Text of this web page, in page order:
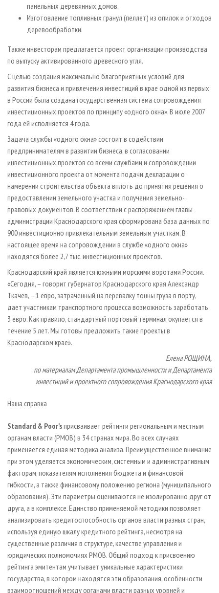
панельных деревянных домов.
Изготовление топливных гранул (пеллет) из опилок и отходов
деревообработки.
Также инвесторам предлагается проект организации производства
по выпуску активированного древесного угля.
С целью создания максимально благоприятных условий для
развития бизнеса и привлечения инвестиций в крае одной из первых
в России была создана государственная система сопровождения
инвестиционных проектов по принципу «одного окна». В июле 2007
года ей исполняется 4 года.
Задача службы «одного окна» состоит в содействии
предпринимателям в развитии бизнеса, в согласовании
инвестиционных проектов со всеми службами и сопровождении
инвестиционного проекта от момента подачи декларации о
намерении строительства объекта вплоть до принятия решения о
предоставлении земельного участка и получения земельно-
правовых документов. В соответствии с распоряжением главы
администрации Краснодарского края сформирована база данных по
900 инвестиционно привлекательным земельным участкам. В
настоящее время на сопровождении в службе «одного окна»
находятся более 2,7 тыс. инвестиционных проектов.
Краснодарский край является южными морскими воротами России.
«Сегодня, – говорит губернатор Краснодарского края Александр
Ткачев, – 1 евро, затраченный на перевалку тонны груза в порту,
дает участникам транспортного процесса возможность заработать
3 евро. Как правило, стандартный портовый терминал окупается в
течение 5 лет. Мы готовы предложить такие проекты в
Краснодарском крае».
Елена РОЩИНА,
по материалам Департамента промышленности и Департамента
инвестиций и проектного сопровождения Краснодарского края
Наша справка
Standard & Poor’sприсваивает рейтинги региональным и местным
органам власти (РМОВ) в 34 странах мира. Во всех случаях
применяется единая методика анализа. Преимущественное внимание
при этом уделяется экономическим, системным и административным
факторам, показателям исполнения бюджета и финансовой
гибкости, а также финансовому положению региона (муниципального
образования). Эти параметры оцениваются не изолированно друг от
друга, а в комплексе. Единство применяемой методики позволяет
анализировать кредитоспособность органов власти разных стран,
используя единую шкалу кредитного рейтинга, несмотря на
существенные различия в структуре, качестве управления и
юридических полномочиях РМОВ. Общий подход к присвоению
рейтинга эмитентам учитывает уникальные характеристики
государства, в котором находятся эти образования, особенности
взаимоотношений между органами власти разных уровней и